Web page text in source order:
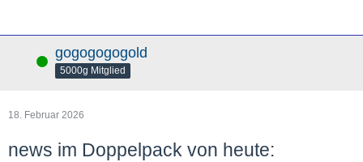
Online gogogogogold
5000g Mitglied
18. Februar 2026
news im Doppelpack von heute: